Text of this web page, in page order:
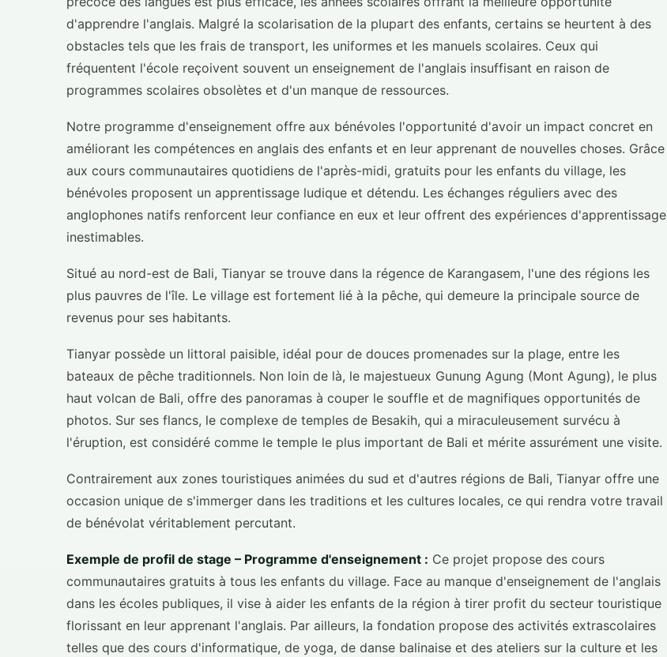
d'apprendre l'anglais. Malgré la scolarisation de la plupart des enfants, certains se heurtent à des
obstacles tels que les frais de transport, les uniformes et les manuels scolaires. Ceux qui
fréquentent l'école reçoivent souvent un enseignement de l'anglais insuffisant en raison de
programmes scolaires obsolètes et d'un manque de ressources.
Notre programme d'enseignement offre aux bénévoles l'opportunité d'avoir un impact concret en
améliorant les compétences en anglais des enfants et en leur apprenant de nouvelles choses. Grâce
aux cours communautaires quotidiens de l'après-midi, gratuits pour les enfants du village, les
bénévoles proposent un apprentissage ludique et détendu. Les échanges réguliers avec des
anglophones natifs renforcent leur confiance en eux et leur offrent des expériences d'apprentissage
inestimables.
Situé au nord-est de Bali, Tianyar se trouve dans la régence de Karangasem, l'une des régions les
plus pauvres de l'île. Le village est fortement lié à la pêche, qui demeure la principale source de
revenus pour ses habitants.
Tianyar possède un littoral paisible, idéal pour de douces promenades sur la plage, entre les
bateaux de pêche traditionnels. Non loin de là, le majestueux Gunung Agung (Mont Agung), le plus
haut volcan de Bali, offre des panoramas à couper le souffle et de magnifiques opportunités de
photos. Sur ses flancs, le complexe de temples de Besakih, qui a miraculeusement survécu à
l'éruption, est considéré comme le temple le plus important de Bali et mérite assurément une visite.
Contrairement aux zones touristiques animées du sud et d'autres régions de Bali, Tianyar offre une
occasion unique de s'immerger dans les traditions et les cultures locales, ce qui rendra votre travail
de bénévolat véritablement percutant.
Exemple de profil de stage – Programme d'enseignement : Ce projet propose des cours
communautaires gratuits à tous les enfants du village. Face au manque d'enseignement de l'anglais
dans les écoles publiques, il vise à aider les enfants de la région à tirer profit du secteur touristique
florissant en leur apprenant l'anglais. Par ailleurs, la fondation propose des activités extrascolaires
telles que des cours d'informatique, de yoga, de danse balinaise et des ateliers sur la culture et les